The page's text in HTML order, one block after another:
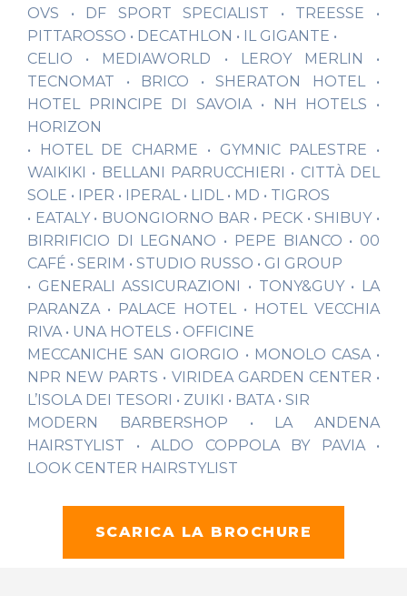
OVS • DF SPORT SPECIALIST • TREESSE •
PITTAROSSO • DECATHLON • IL GIGANTE •
CELIO • MEDIAWORLD • LEROY MERLIN •
TECNOMAT • BRICO • SHERATON HOTEL •
HOTEL PRINCIPE DI SAVOIA • NH HOTELS •
HORIZON
• HOTEL DE CHARME • GYMNIC PALESTRE •
WAIKIKI • BELLANI PARRUCCHIERI • CITTÀ DEL
SOLE • IPER • IPERAL • LIDL • MD • TIGROS
• EATALY • BUONGIORNO BAR • PECK • SHIBUY •
BIRRIFICIO DI LEGNANO • PEPE BIANCO • 00
CAFÉ • SERIM • STUDIO RUSSO • GI GROUP
• GENERALI ASSICURAZIONI • TONY&GUY • LA
PARANZA • PALACE HOTEL • HOTEL VECCHIA
RIVA • UNA HOTELS • OFFICINE
MECCANICHE SAN GIORGIO • MONOLO CASA •
NPR NEW PARTS • VIRIDEA GARDEN CENTER •
L’ISOLA DEI TESORI • ZUIKI • BATA • SIR
MODERN BARBERSHOP • LA ANDENA
HAIRSTYLIST • ALDO COPPOLA BY PAVIA •
LOOK CENTER HAIRSTYLIST
SCARICA LA BROCHURE